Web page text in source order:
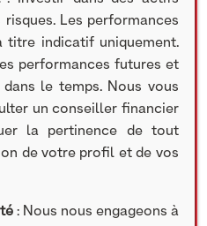
de rendement, c’est
participer à l’économie
épargnants »,
président
Les performances
titre indicatif uniquement.
performances futures et
le temps. Nous vous
un conseiller financier
la pertinence de tout
de votre profil et de vos
: Nous nous engageons à